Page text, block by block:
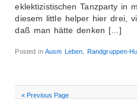
eklektizistischen Tanzparty in
diesem little helper hier drei,
daß man hätte denken […]
Posted inAusm Leben Randgruppen-
« Previous Page